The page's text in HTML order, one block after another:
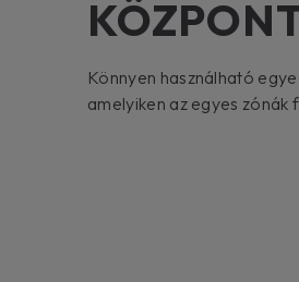
Könnyen használható
amelyiken az egyes zónák